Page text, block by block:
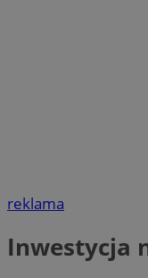
reklama
Inwestycja